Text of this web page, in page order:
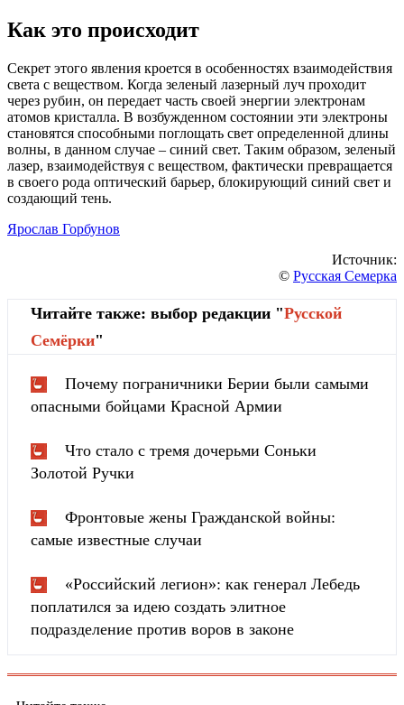
Как это происходит
Секрет этого явления кроется в особенностях взаимодействия
света с веществом. Когда зеленый лазерный луч проходит
через рубин, он передает часть своей энергии электронам
атомов кристалла. В возбужденном состоянии эти электроны
становятся способными поглощать свет определенной длины
волны, в данном случае – синий свет. Таким образом, зеленый
лазер, взаимодействуя с веществом, фактически превращается
в своего рода оптический барьер, блокирующий синий свет и
создающий тень.
Ярослав Горбунов
Источник:
© Русская Семерка
Читайте также: выбор редакции "Русской
Cемёрки"
Почему пограничники Берии были самыми
опасными бойцами Красной Армии
Что стало с тремя дочерьми Соньки
Золотой Ручки
Фронтовые жены Гражданской войны:
самые известные случаи
«Российский легион»: как генерал Лебедь
поплатился за идею создать элитное
подразделение против воров в законе